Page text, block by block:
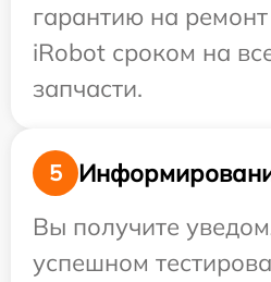
гарантию на ремонт
iRobot сроком на
запчасти.
5
Вы получите
успешном